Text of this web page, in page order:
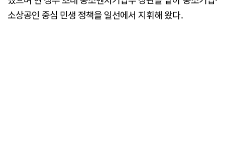
소상공인 중심 민생 정책을 일선에서 지휘해 왔다.